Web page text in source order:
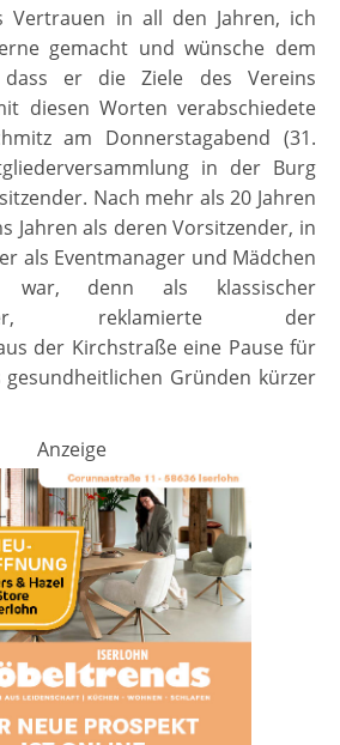
Vertrauen in all den Jahren, ich
gemacht und wünsche dem
dass er die Ziele des Vereins
diesen Worten verabschiedete
am Donnerstagabend (31.
in der Burg
Nach mehr als 20 Jahren
Jahren als deren Vorsitzender, in
als Eventmanager und Mädchen
denn als klassischer
reklamierte der
der Kirchstraße eine Pause für
gesundheitlichen Gründen kürzer
Anzeige